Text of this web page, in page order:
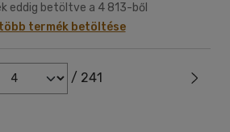
eddig betöltve a 4 813-ből
több termék betöltése
/ 241